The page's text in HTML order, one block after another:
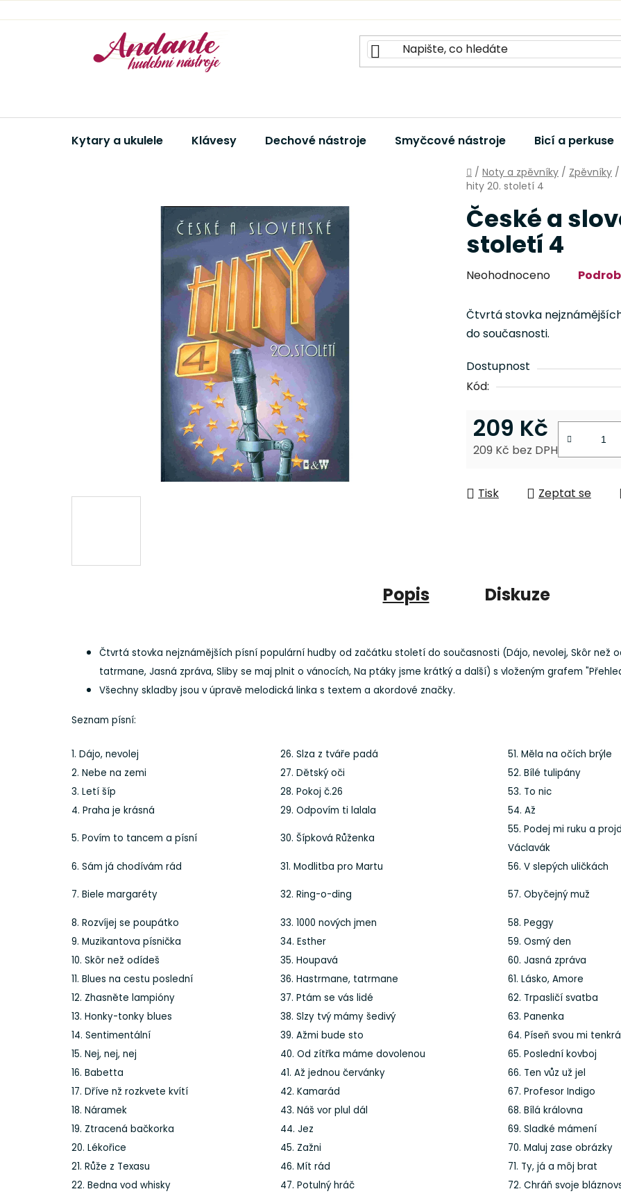
na
Kytary a ukulele Klávesy Dechové nástroje Smyčcové nástroje Bicí a perkuse
Domů
/ Noty a zpěvníky / Zpěvníky /
hity 20. století 4
České a
století 4
Průměrné
produktu
je
z
5
Neohodnoceno
Čtvrtá stovka
do současnosti.
Dostupnost
Kód:
209 Kč
209 Kč bez DPH
Tisk Zeptat se
Popis Diskuze
Čtvrtá stovka nejznámějších písní populární hudby od začátku století do současnosti (Dájo, nevolej, Skôr než
tatrmane, Jasná zpráva, Sliby se maj plnit o vánocích, Na ptáky jsme krátký a další) s vloženým grafem
Všechny skladby jsou v úpravě melodická linka s textem a akordové značky.
Seznam písní:
1. Dájo, nevolej 26. Slza z tváře padá 51. Měla na očích brýle
2. Nebe na zemi
27. Dětský oči 52. Bílé tulipány
3. Letí šíp
28. Pokoj č.26 53. To nic
4. Praha je krásná
29. Odpovím ti lalala 54. Až
5. Povím to tancem a písní 30. Šípková Růženka
55. Podej mi ruku a
Václavák
6. Sám já chodívám rád 31. Modlitba pro Martu 56. V slepých uličkách
7. Biele margaréty 32. Ring-o-ding 57. Obyčejný muž
8. Rozvíjej se poupátko
33. 1000 nových jmen 58. Peggy
9. Muzikantova písnička
34. Esther 59. Osmý den
10. Skôr než odídeš
35. Houpavá 60. Jasná zpráva
11. Blues na cestu poslední
36. Hastrmane, tatrmane 61. Lásko, Amore
12. Zhasněte lampióny
37. Ptám se vás lidé 62. Trpasličí svatba
13. Honky-tonky blues
38. Slzy tvý mámy šedivý 63. Panenka
14. Sentimentální
39. Ažmi bude sto 64. Píseň svou mi
15. Nej, nej, nej
40. Od zítřka máme dovolenou 65. Poslední kovboj
16. Babetta
41. Až jednou červánky 66. Ten vůz už jel
17. Dříve nž rozkvete kvítí
42. Kamarád 67. Profesor Indigo
18. Náramek
43. Náš vor plul dál 68. Bílá královna
19. Ztracená bačkorka
44. Jez 69. Sladké mámení
20. Lékořice
45. Zažni 70. Maluj zase obrázky
21. Růže z Texasu
46. Mít rád 71. Ty, já a môj brat
22. Bedna vod whisky
47. Potulný hráč 72. Chráň svoje